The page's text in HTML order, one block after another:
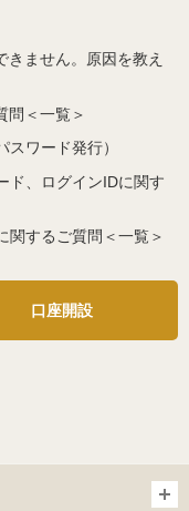
ません。原因を教え
問＜一覧＞
ワード発行）
ド、ログインIDに関す
関するご質問＜一覧＞
口座開設